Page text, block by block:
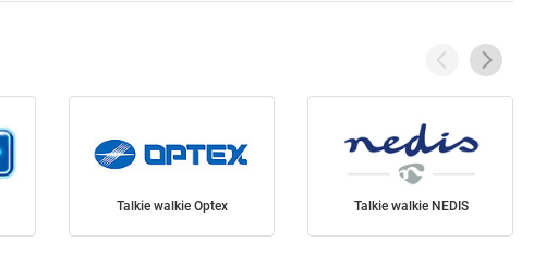
Talkie walkie Optex Talkie walkie NEDIS